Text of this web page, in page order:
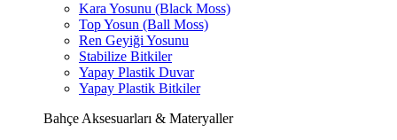
Kara Yosunu (Black Moss)
Top Yosun (Ball Moss)
Ren Geyiği Yosunu
Stabilize Bitkiler
Yapay Plastik Duvar
Yapay Plastik Bitkiler
Bahçe Aksesuarları & Materyaller